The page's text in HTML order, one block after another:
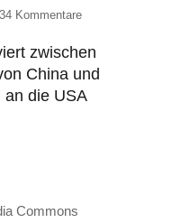
34 Kommentare
zwischen
China und
an die USA
Commons